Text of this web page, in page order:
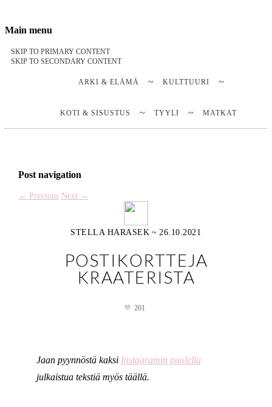
Notes on a life
Stella Harasek & Jarno Jussila
Main menu
SKIP TO PRIMARY CONTENT
SKIP TO SECONDARY CONTENT
ARKI & ELÄMÄ KULTTUURI
KOTI & SISUSTUS TYYLI MATKAT
Post navigation
← Previous Next →
STELLA HARASEK ~ 26.10.2021
POSTIKORTTEJA
KRAATERISTA
201
Jaan pyynnöstä kaksi Instagramin puolella
julkaistua tekstiä myös täällä.